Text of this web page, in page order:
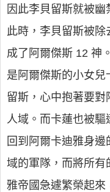
因此李貝留斯就被幽
此時，李貝留斯被
成了阿爾傑斯 12 神
是阿爾傑斯的小女兒
留斯，心中抱著要
人域。而卡蓮也被驅
回到阿爾卡迪雅身
域的軍隊，而將所有
雅帝國急遽繁榮起來